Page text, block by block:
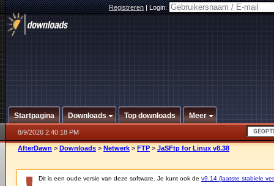
Registreren|Login:
Startpagina Downloads Top downloads Meer
8/9/2026 2:40:18 PM
AfterDawn > Downloads > Netwerk > FTP > JaSFtp for Linux v8.38
Dit is een oude versie van deze software. Je kunt ook de v9.14 (laatste stabiele